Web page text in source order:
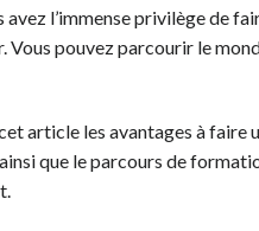
avez l’immense privilège de
Vous pouvez parcourir le
article les avantages à faire
que le parcours de